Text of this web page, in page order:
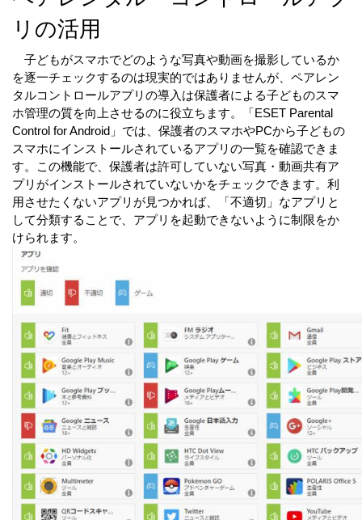
リの活用
子どもがスマホでどのような写真や動画を撮影しているか
を逐一チェックするのは現実的ではありませんが、ペアレン
タルコントロールアプリの導入は保護者による子どものスマ
ホ管理の質を向上させるのに役立ちます。「ESET Parental
Control for Android」では、保護者のスマホやPCから子どもの
スマホにインストールされているアプリの一覧を確認できま
す。この機能で、保護者は許可していない写真・動画共有ア
プリがインストールされていないかをチェックできます。利
用させたくないアプリが見つかれば、「不適切」なアプリと
して分類することで、アプリを起動できないように制限をか
けられます。